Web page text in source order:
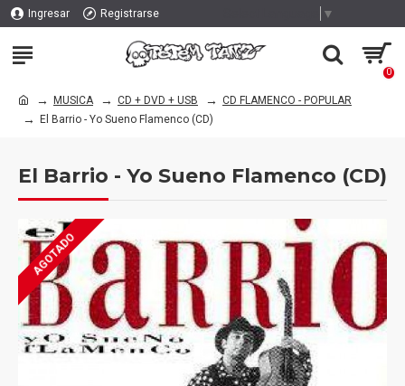
Ingresar Registrarse ▼
0
MUSICA CD + DVD + USB
CD FLAMENCO - POPULAR
El Barrio - Yo Sueno Flamenco (CD)
El Barrio - Yo Sueno Flamenco (CD)
AGOTADO